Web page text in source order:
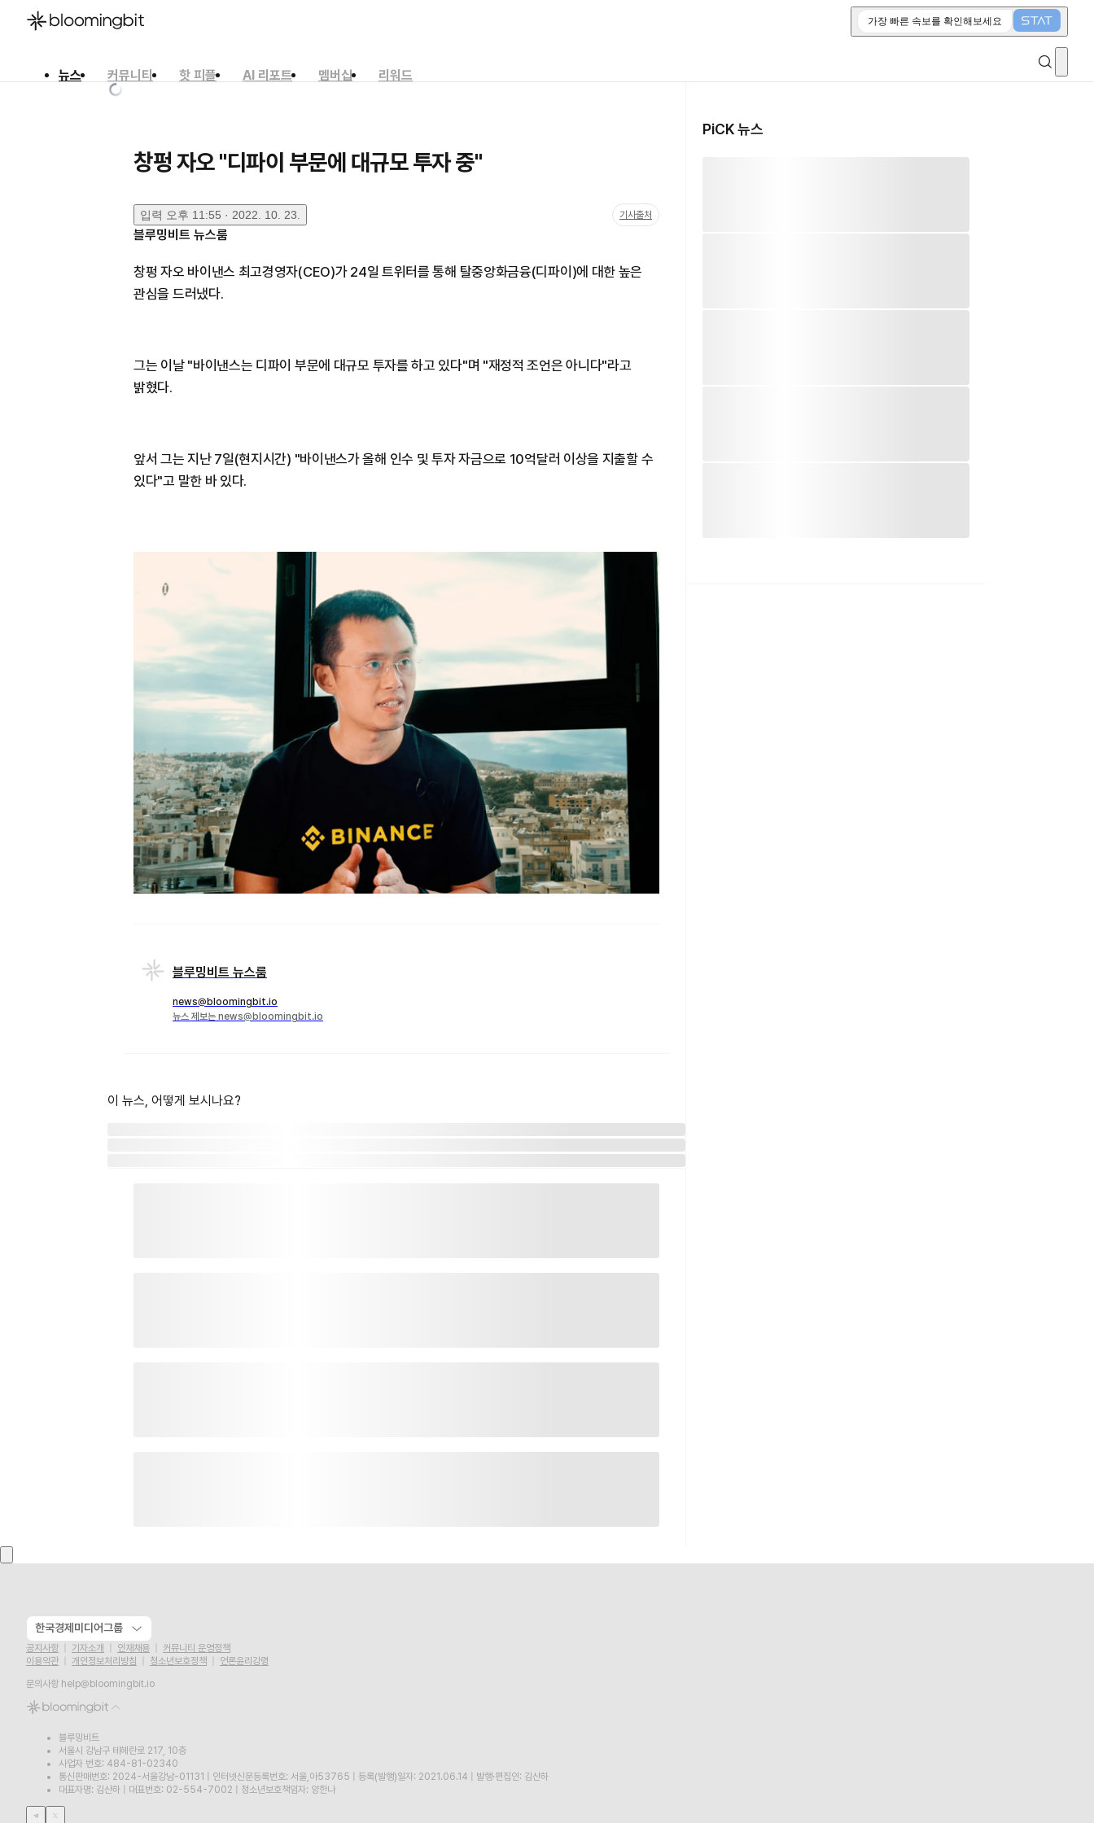
가장 빠른 속보를 확인해보세요
뉴스 커뮤니티 핫 피플 AI 리포트 멤버십
리워드
창펑 자오 "디파이 부문에 대규모 투자 중"
입력 오후 11:55 · 2022. 10. 23. 기사출처
블루밍비트 뉴스룸
창펑 자오 바이낸스 최고경영자(CEO)가 24일 트위터를 통해 탈중앙화금융(디파이)에 대한 높은
관심을 드러냈다.
그는 이날 "바이낸스는 디파이 부문에 대규모 투자를 하고 있다"며 "재정적 조언은 아니다"라고
밝혔다.
앞서 그는 지난 7일(현지시간) "바이낸스가 올해 인수 및 투자 자금으로 10억달러 이상을 지출할 수
있다"고 말한 바 있다.
블루밍비트 뉴스룸
news@bloomingbit.io
뉴스 제보는 news@bloomingbit.io
이 뉴스, 어떻게 보시나요?
PiCK 뉴스
한국경제미디어그룹
공지사항 기자소개 인재채용
커뮤니티 운영정책
이용약관
개인정보처리방침 청소년보호정책
언론윤리강령
문의사항 help@bloomingbit.io
블루밍비트
서울시 강남구 테헤란로 217, 10층
사업자 번호: 484-81-02340
통신판매번호: 2024-서울강남-01131
인터넷신문등록번호: 서울,아53765 등록(발행)일자: 2021.06.14
발행·편집인: 김산하
대표자명: 김산하
대표번호: 02-554-7002 청소년보호책임자: 양한나